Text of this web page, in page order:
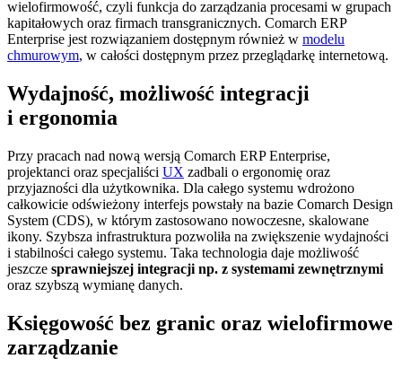
wielofirmowość, czyli funkcja do zarządzania procesami w grupach
kapitałowych oraz firmach transgranicznych. Comarch ERP
Enterprise jest rozwiązaniem dostępnym również w modelu
chmurowym, w całości dostępnym przez przeglądarkę internetową.
Wydajność, możliwość integracji
i ergonomia
Przy pracach nad nową wersją Comarch ERP Enterprise,
projektanci oraz specjaliści UX zadbali o ergonomię oraz
przyjazności dla użytkownika. Dla całego systemu wdrożono
całkowicie odświeżony interfejs powstały na bazie Comarch Design
System (CDS), w którym zastosowano nowoczesne, skalowane
ikony. Szybsza infrastruktura pozwoliła na zwiększenie wydajności
i stabilności całego systemu. Taka technologia daje możliwość
jeszcze sprawniejszej integracji np. z systemami zewnętrznymi
oraz szybszą wymianę danych.
Księgowość bez granic oraz wielofirmowe
zarządzanie